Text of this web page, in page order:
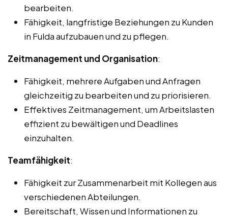
bearbeiten.
Fähigkeit, langfristige Beziehungen zu Kunden
in Fulda aufzubauen und zu pflegen.
Zeitmanagement und Organisation:
Fähigkeit, mehrere Aufgaben und Anfragen
gleichzeitig zu bearbeiten und zu priorisieren.
Effektives Zeitmanagement, um Arbeitslasten
effizient zu bewältigen und Deadlines
einzuhalten.
Teamfähigkeit:
Fähigkeit zur Zusammenarbeit mit Kollegen aus
verschiedenen Abteilungen.
Bereitschaft, Wissen und Informationen zu